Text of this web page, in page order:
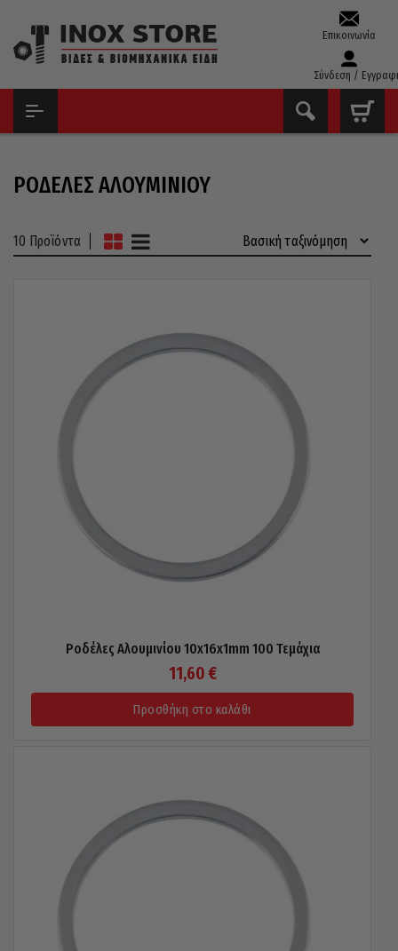
Επικοινωνία
Σύνδεση /
ΡΟΔΈΛΕΣ ΑΛΟΥΜΙΝΊΟΥ
10 Προϊόντα
Ροδέλες Αλουμινίου 10x16x1mm 100 Τεμάχια
11,60 €
Προσθήκη στο καλάθι